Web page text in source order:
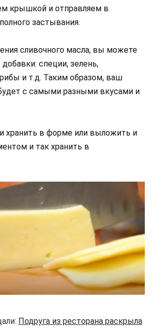
крышкой и отправляем в
застывания.
сливочного масла, вы можете
специи, зелень,
и т.д. Таким образом, ваш
с самыми разными вкусами и
хранить в форме или выложить и
и так хранить в
Подруга из ресторана раскрыла